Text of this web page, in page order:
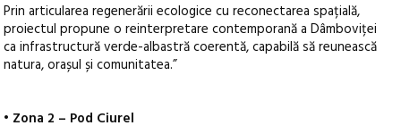
Prin articularea regenerării ecologice cu reconectarea spațială,
proiectul propune o reinterpretare contemporană a Dâmboviței
ca infrastructură verde-albastră coerentă, capabilă să reunească
natura, orașul și comunitatea.”
• Zona 2 – Pod Ciurel